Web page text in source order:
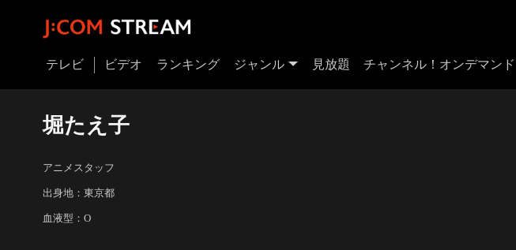
テレビ ビデオ ランキング ジャンル 見放題 チャンネル！オンデマンド
堀たえ子
アニメスタッフ
出身地：東京都
血液型：O